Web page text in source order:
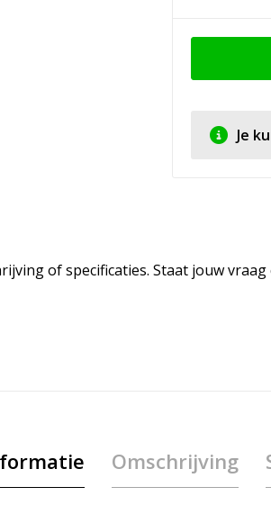
Je
of specificaties. Staat jouw
Omschrijving